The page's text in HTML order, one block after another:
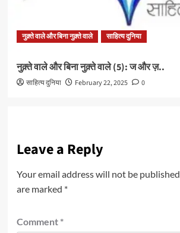
नुक़्ते वाले और बिना नुक़्ते वाले साहित्य दुनिया
नुक़्ते वाले और बिना नुक़्ते वाले (5): ज और ज़..
साहित्य दुनिया February 22, 2025 0
Leave a Reply
Your email address will not be published.
are marked *
Comment *